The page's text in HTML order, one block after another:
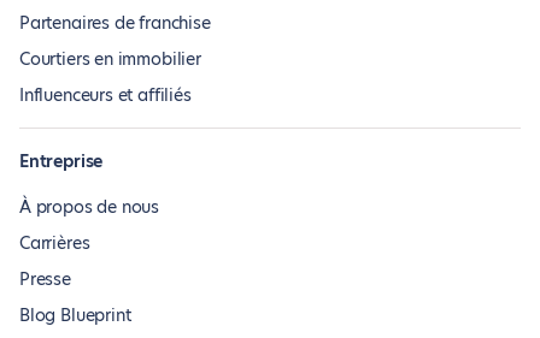
Partenaires de franchise
Courtiers en immobilier
Influenceurs et affiliés
Entreprise
À propos de nous
Carrières
Presse
Blog Blueprint